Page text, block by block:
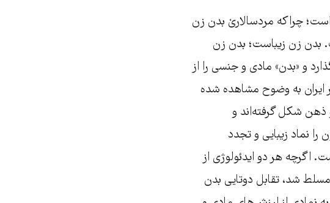
چراکه مردسالاریْ بدن زن
بدن زن زیباست؛ بدن زن
و «بدن» مادی و جنسی را از
ایران به وضوح مشاهده شده
شکل گرفته‌اند و
نماد زیبایی و تجدد
اگرچه هر دو ایدئولوژی از
شد، تقابل دوتایی بدن